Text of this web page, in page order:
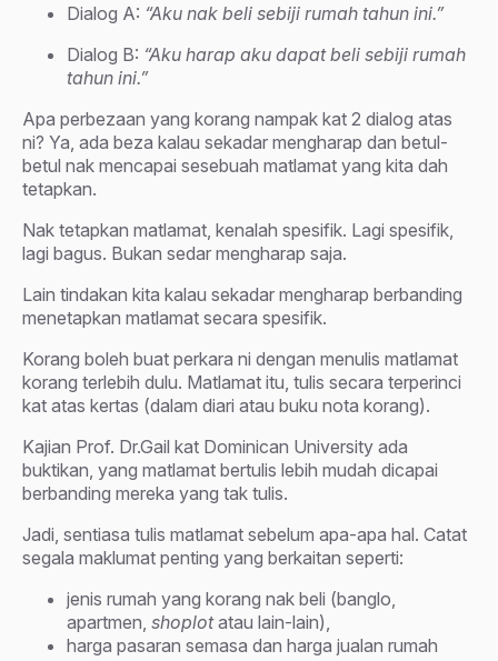
Dialog A: “Aku nak beli sebiji rumah tahun ini.”
Dialog B: “Aku harap aku dapat beli sebiji rumah
tahun ini.”
Apa perbezaan yang korang nampak kat 2 dialog atas
ni? Ya, ada beza kalau sekadar mengharap dan betul-
betul nak mencapai sesebuah matlamat yang kita dah
tetapkan.
Nak tetapkan matlamat, kenalah spesifik. Lagi spesifik,
lagi bagus. Bukan sedar mengharap saja.
Lain tindakan kita kalau sekadar mengharap berbanding
menetapkan matlamat secara spesifik.
Korang boleh buat perkara ni dengan menulis matlamat
korang terlebih dulu. Matlamat itu, tulis secara terperinci
kat atas kertas (dalam diari atau buku nota korang).
Kajian Prof. Dr.Gail kat Dominican University ada
buktikan, yang matlamat bertulis lebih mudah dicapai
berbanding mereka yang tak tulis.
Jadi, sentiasa tulis matlamat sebelum apa-apa hal. Catat
segala maklumat penting yang berkaitan seperti:
jenis rumah yang korang nak beli (banglo,
apartmen, shoplotatau lain-lain),
harga pasaran semasa dan harga jualan rumah